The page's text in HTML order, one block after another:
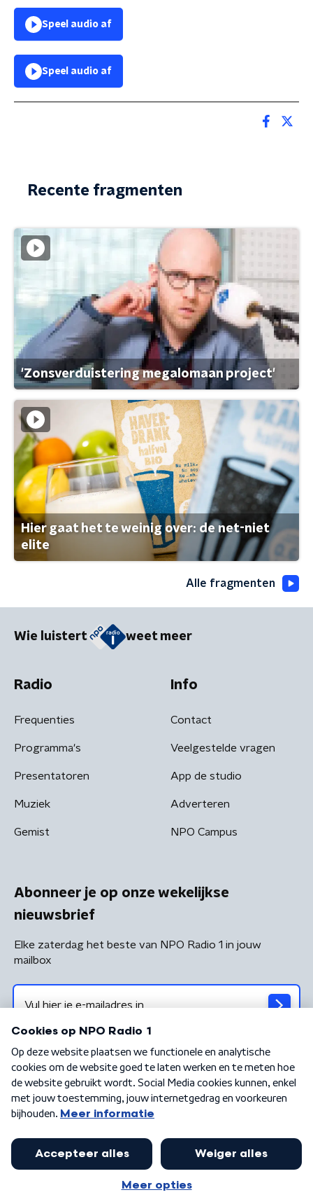
Speel audio af
Speel audio af
Recente fragmenten
'Zonsverduistering megalomaan project'
Hier gaat het te weinig over: de net-niet
elite
Alle fragmenten
Wie luistert weet meer
Radio
Frequenties
Programma's
Presentatoren
Muziek
Gemist
Info
Contact
Veelgestelde vragen
App de studio
Adverteren
NPO Campus
Abonneer je op onze wekelijkse
nieuwsbrief
Elke zaterdag het beste van NPO Radio 1 in jouw
mailbox
Algemene voorwaarden Privacybeleid